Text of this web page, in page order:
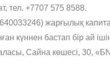
тел. +7707 575 8588.
жарғылық
күннен бастап бір ай
Сайна көшесі, 30,